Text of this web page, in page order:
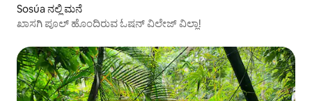
Sosúa ನಲ್ಲಿ ಮನೆ
ಖಾಸಗಿ ಪೂಲ್ ಹೊಂದಿರುವ ಓಷನ್ ವಿಲೇಜ್ ವಿಲ್ಲಾ!